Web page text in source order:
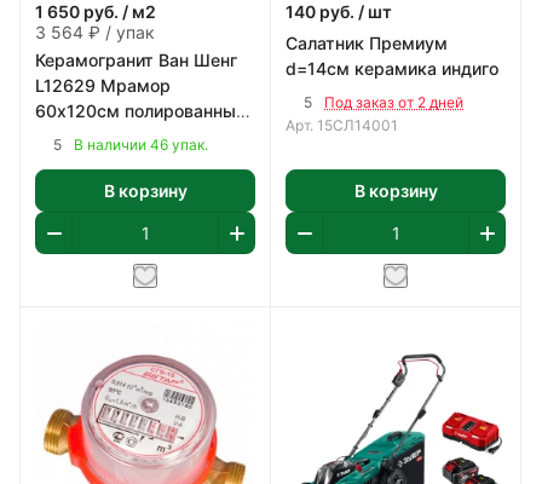
1 650 руб. / м2
3 564 ₽ / упак
Керамогранит Ван Шенг
L12629 Мрамор
60х120см полированный
цвет белый с коричнево-
5 В наличии 46 упак.
В корзину
140 руб. / шт
Салатник Премиум
d=14см керамика индиго
5
Под заказ от 2 дней
Арт. 15СЛ14001
В корзину